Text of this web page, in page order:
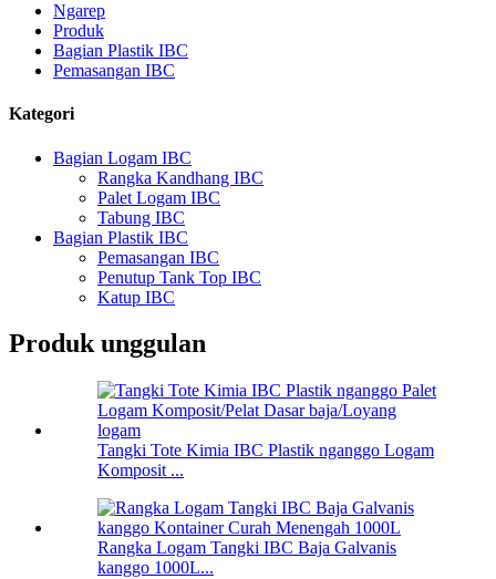
Ngarep
Produk
Bagian Plastik IBC
Pemasangan IBC
Kategori
Bagian Logam IBC
Rangka Kandhang IBC
Palet Logam IBC
Tabung IBC
Bagian Plastik IBC
Pemasangan IBC
Penutup Tank Top IBC
Katup IBC
Produk unggulan
Tangki Tote Kimia IBC Plastik nganggo Logam
Komposit ...
Rangka Logam Tangki IBC Baja Galvanis
kanggo 1000L...